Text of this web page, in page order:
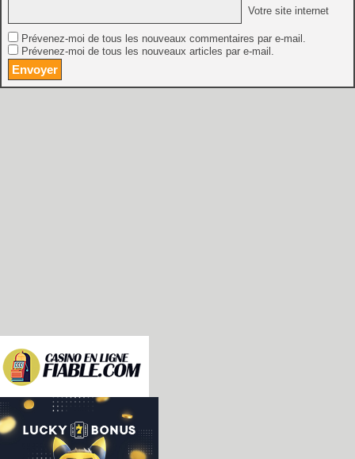
Votre site internet
Prévenez-moi de tous les nouveaux commentaires par e-mail.
Prévenez-moi de tous les nouveaux articles par e-mail.